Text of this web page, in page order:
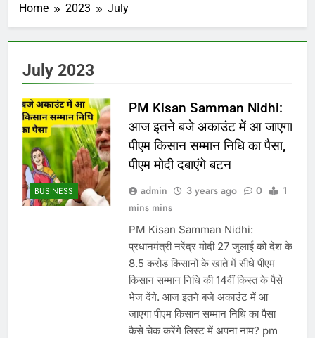
Home 2023 July
July 2023
BUSINESS
PM Kisan Samman Nidhi:
आज इतने बजे अकाउंट में आ जाएगा
पीएम किसान सम्मान निधि का पैसा,
पीएम मोदी दबाएंगे बटन
admin 3 years ago 0
1
mins mins
PM Kisan Samman Nidhi:
प्रधानमंत्री नरेंद्र मोदी 27 जुलाई को देश के
8.5 करोड़ किसानों के खाते में सीधे पीएम
किसान सम्मान निधि की 14वीं किस्त के पैसे
भेज देंगे. आज इतने बजे अकाउंट में आ
जाएगा पीएम किसान सम्मान निधि का पैसा
कैसे चेक करेंगे लिस्ट में अपना नाम? pm